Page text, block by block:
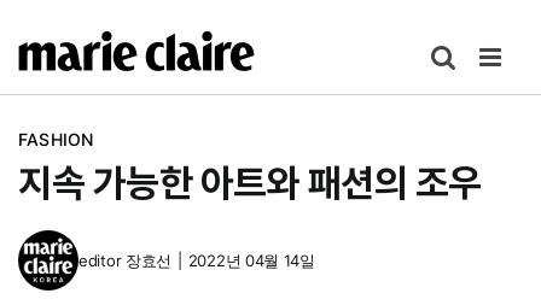
텐
FASHION
지속 가능한 아트와 패션의 조우
editor 장효선 2022년 04월 14일